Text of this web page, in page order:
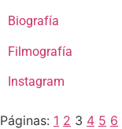
Biografía
Filmografía
Instagram
Páginas: 1 2 3 4 5 6